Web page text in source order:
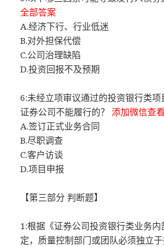
全部答案
A.经济下行、行业低迷
B.对外担保代偿
C.公司治理缺陷
D.投资回报不及预期
6:未经立项审议通过的投资银行类
证券公司不能履行的？添加微信查
A.签订正式业务合同
B.尽职调查
C.客户访谈
D.项目申报
【第三部分 判断题】
1:根据《证券公司投资银行类业务
定，质量控制部门或团队必须独立